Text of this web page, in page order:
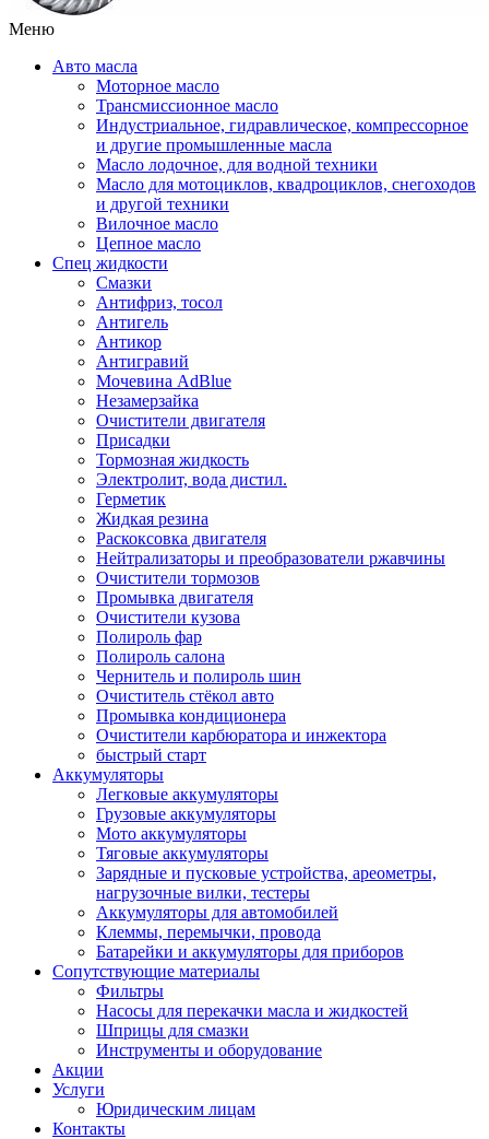
Меню
Авто масла
Моторное масло
Трансмиссионное масло
Индустриальное, гидравлическое, компрессорное
и другие промышленные масла
Масло лодочное, для водной техники
Масло для мотоциклов, квадроциклов, снегоходов
и другой техники
Вилочное масло
Цепное масло
Спец жидкости
Смазки
Антифриз, тосол
Антигель
Антикор
Антигравий
Мочевина AdBlue
Незамерзайка
Очистители двигателя
Присадки
Тормозная жидкость
Электролит, вода дистил.
Герметик
Жидкая резина
Раскоксовка двигателя
Нейтрализаторы и преобразователи ржавчины
Очистители тормозов
Промывка двигателя
Очистители кузова
Полироль фар
Полироль салона
Чернитель и полироль шин
Очиститель стёкол авто
Промывка кондиционера
Очистители карбюратора и инжектора
быстрый старт
Аккумуляторы
Легковые аккумуляторы
Грузовые аккумуляторы
Мото аккумуляторы
Тяговые аккумуляторы
Зарядные и пусковые устройства, ареометры,
нагрузочные вилки, тестеры
Аккумуляторы для автомобилей
Клеммы, перемычки, провода
Батарейки и аккумуляторы для приборов
Сопутствующие материалы
Фильтры
Насосы для перекачки масла и жидкостей
Шприцы для смазки
Инструменты и оборудование
Акции
Услуги
Юридическим лицам
Контакты